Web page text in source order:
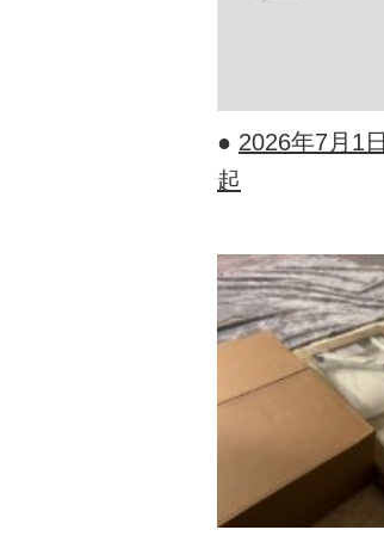
● 2026年7月1日
起